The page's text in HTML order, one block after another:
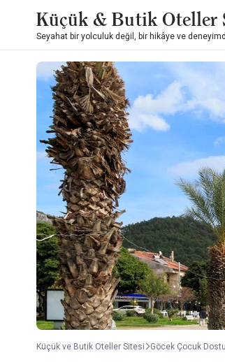
Küçük & Butik Oteller
Seyahat bir yolculuk değil, bir hikâye ve
Küçük ve Butik Oteller Sitesi Göcek Çocuk